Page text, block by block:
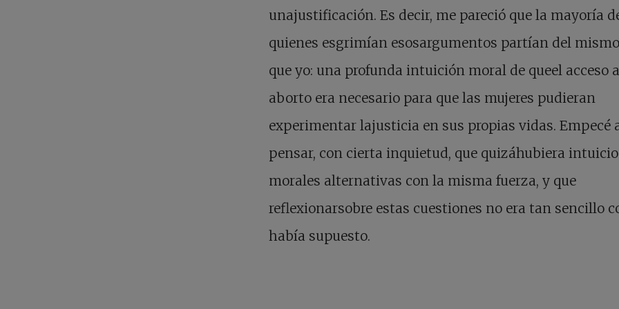
unajustificación. Es decir, me pareció que la mayoría
quienes esgrimían esosargumentos partían del
que yo: una profunda intuición moral de queel acceso
aborto era necesario para que las mujeres pudieran
experimentar lajusticia en sus propias vidas. Empecé
pensar, con cierta inquietud, que quizáhubiera
morales alternativas con la misma fuerza, y que
reflexionarsobre estas cuestiones no era tan sencillo
había supuesto.